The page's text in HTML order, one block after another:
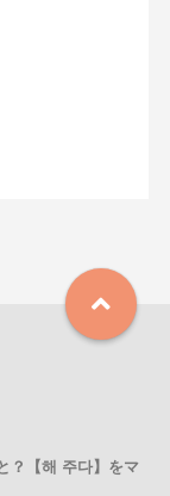
？【해 주다】をマ